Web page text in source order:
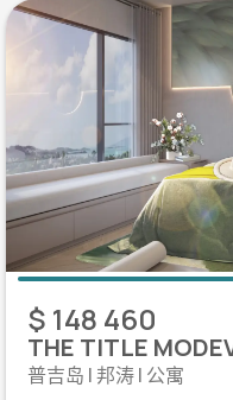
$ 148 460
THE TITLE
普吉岛 | 邦涛 | 公寓